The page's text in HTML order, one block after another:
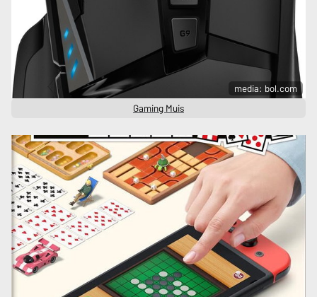
media: bol.com
Gaming Muis